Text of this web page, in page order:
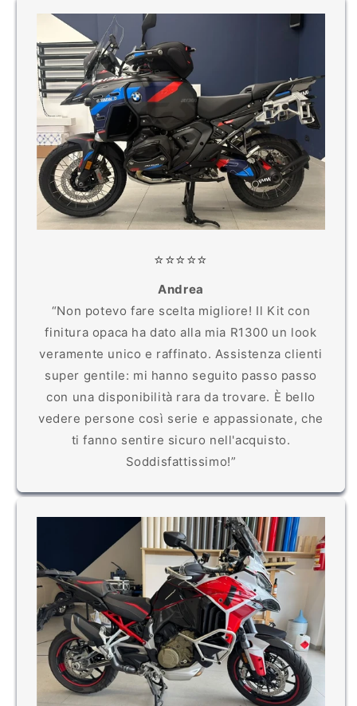
⭐️⭐️⭐️⭐️⭐️
Andrea
“Non potevo fare scelta migliore! Il Kit con
finitura opaca ha dato alla mia R1300 un look
veramente unico e raffinato. Assistenza clienti
super gentile: mi hanno seguito passo passo
con una disponibilità rara da trovare. È bello
vedere persone così serie e appassionate, che
ti fanno sentire sicuro nell'acquisto.
Soddisfattissimo!”